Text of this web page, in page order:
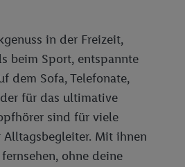
in der Freizeit,
beim Sport, entspannte
dem Sofa, Telefonate,
für das ultimative
sind für viele
Alltagsbegleiter. Mit ihnen
ohne deine